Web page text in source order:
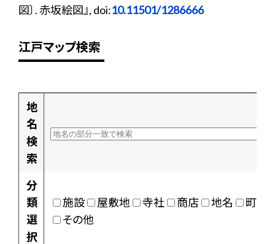
図〕. 赤坂絵図』, doi:10.11501/1286666
江戸マップ検索
地
名
検
索
分
類
選
択
施設 屋敷地 寺社 商店 地名
町村
その他